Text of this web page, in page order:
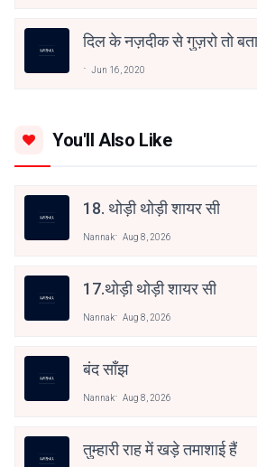
दिल के नज़दीक से गुज़रो तो
Jun 16, 2020
You'll Also Like
18. थोड़ी थोड़ी शायर सी
Nannak Aug 8, 2026
17.थोड़ी थोड़ी शायर सी
Nannak Aug 8, 2026
बंद साँझ
Nannak Aug 8, 2026
तुम्हारी राह में खड़े तमाशाई हैं